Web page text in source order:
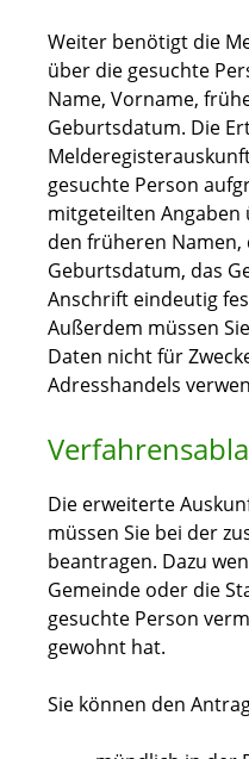
Weiter benötigt die
über die gesuchte
Name, Vorname,
Geburtsdatum. Die
gesuchte Person
mitgeteilten Angaben
den früheren Namen,
Geburtsdatum, das
Anschrift eindeutig
Außerdem müssen
Daten nicht für
Adresshandels
Die erweiterte
müssen Sie bei der
beantragen. Dazu
Gemeinde oder die
gesuchte Person
gewohnt hat.
Sie können den